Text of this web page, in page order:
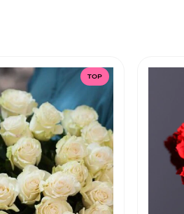
TOP